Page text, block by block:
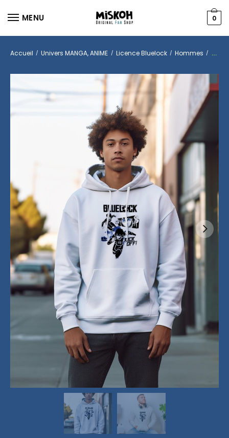
MENU 0
Accueil / Univers MANGA, ANIME / Licence Bluelock / Hommes /